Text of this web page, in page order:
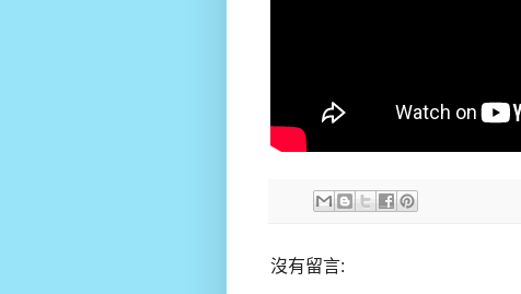
沒有留言: